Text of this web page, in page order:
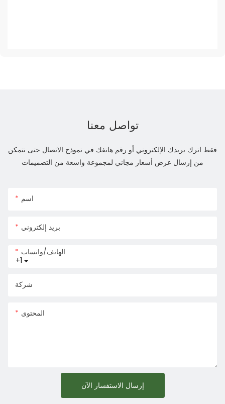
تواصل معنا
فقط اترك بريدك الإلكتروني أو رقم هاتفك في نموذج الاتصال حتى نتمكن
من إرسال عرض أسعار مجاني لمجموعة واسعة من التصميمات
اسم
بريد إلكتروني
+1
الهاتف/واتساب
شركة
المحتوى
إرسال الاستفسار الآن